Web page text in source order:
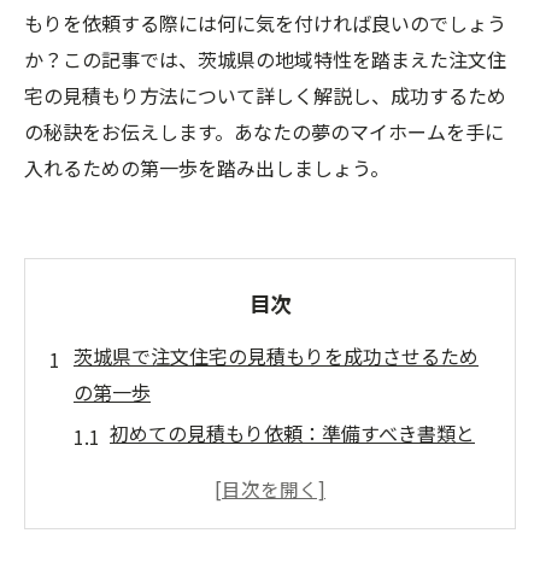
もりを依頼する際には何に気を付ければ良いのでしょう
か？この記事では、茨城県の地域特性を踏まえた注文住
宅の見積もり方法について詳しく解説し、成功するため
の秘訣をお伝えします。あなたの夢のマイホームを手に
入れるための第一歩を踏み出しましょう。
目次
茨城県で注文住宅の見積もりを成功させるため
の第一歩
初めての見積もり依頼：準備すべき書類と
信頼できる施工会社の選び方